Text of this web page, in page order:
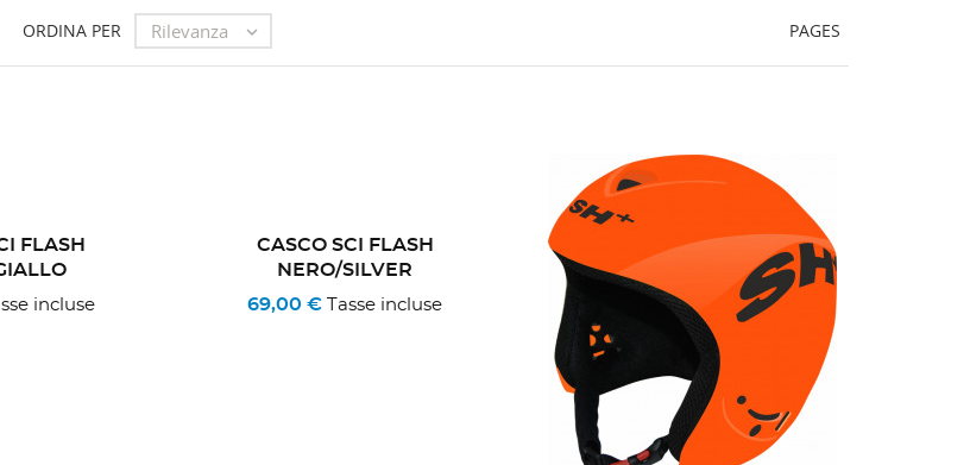
ORDINA PER Rilevanza  PAGES
FLASH
incluse
CASCO SCI FLASH
NERO/SILVER
69,00 € Tasse incluse